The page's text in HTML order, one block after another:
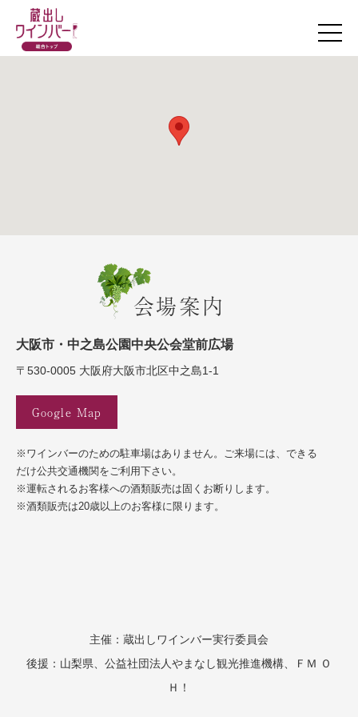
会場案内
大阪市・中之島公園中央公会堂前広場
〒530-0005 大阪府大阪市北区中之島1-1
Google Map
※ワインバーのための駐車場はありません。ご来場には、できる
だけ公共交通機関をご利用下さい。
※運転されるお客様への酒類販売は固くお断りします。
※酒類販売は20歳以上のお客様に限ります。
主催：蔵出しワインバー実行委員会
後援：山梨県、公益社団法人やまなし観光推進機構、ＦＭ Ｏ
Ｈ！